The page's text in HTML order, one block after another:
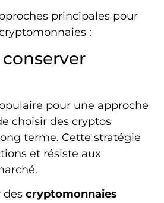
principales pour
:
pour une approche
choisir des cryptos
terme. Cette stratégie
et résiste aux
des cryptomonnaies